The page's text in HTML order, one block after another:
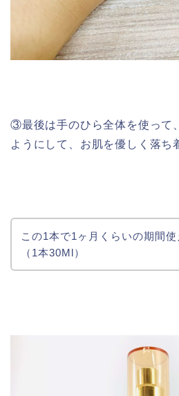
③最後は手のひら全体を使って
ようにして、お肌を優しく落ち
この1本で1ヶ月くらいの期間使
（1本30Ml）